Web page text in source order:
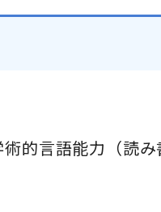
的言語能力（読み